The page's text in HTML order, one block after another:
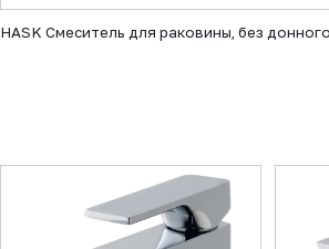
HASK Смеситель для раковины, без